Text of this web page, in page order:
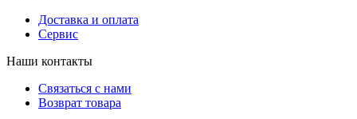
Доставка и оплата
Сервис
Наши контакты
Связаться с нами
Возврат товара